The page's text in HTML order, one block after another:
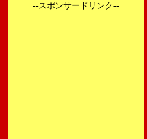
--スポンサードリンク--